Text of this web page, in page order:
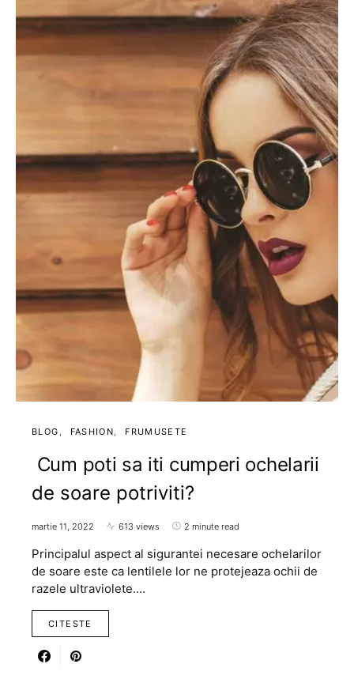
BLOG FASHION FRUMUSETE
Cum poti sa iti cumperi ochelarii
de soare potriviti?
martie 11, 2022 613 views 2 minute read
Principalul aspect al sigurantei necesare ochelarilor
de soare este ca lentilele lor ne protejeaza ochii de
razele ultraviolete.…
CITESTE